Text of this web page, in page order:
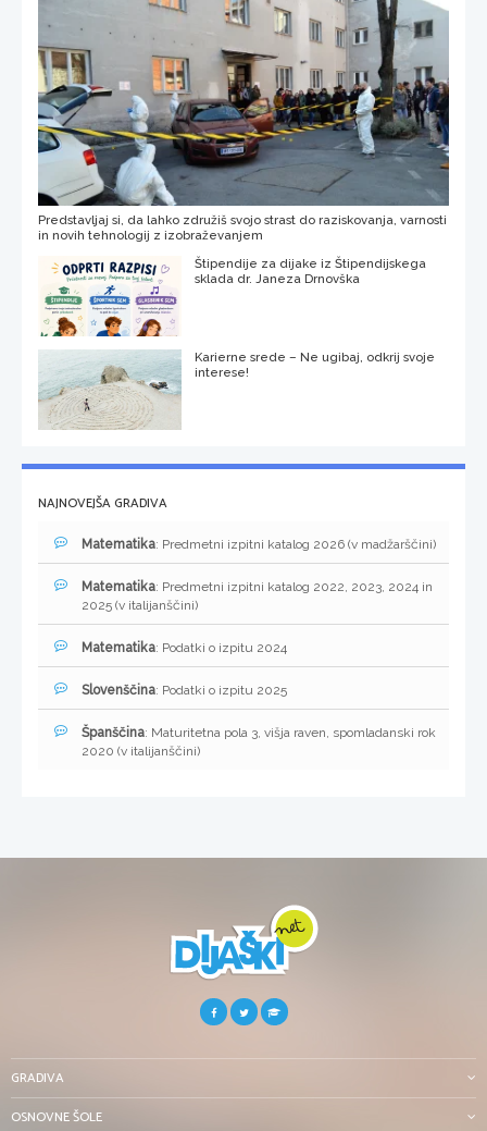
Predstavljaj si, da lahko združiš svojo strast do raziskovanja, varnosti
in novih tehnologij z izobraževanjem
Štipendije za dijake iz Štipendijskega
sklada dr. Janeza Drnovška
Karierne srede – Ne ugibaj, odkrij svoje
interese!
NAJNOVEJŠA GRADIVA
Matematika: Predmetni izpitni katalog 2026 (v madžarščini)
Matematika: Predmetni izpitni katalog 2022, 2023, 2024 in
2025 (v italijanščini)
Matematika: Podatki o izpitu 2024
Slovenščina: Podatki o izpitu 2025
Španščina: Maturitetna pola 3, višja raven, spomladanski rok
2020 (v italijanščini)
GRADIVA
OSNOVNE ŠOLE